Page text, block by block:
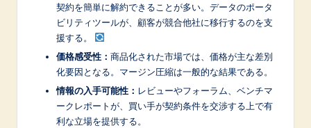
契約を簡単に解約できることが多い。データのポータ
ビリティツールが、顧客が競合他社に移行するのを支
援する。
価格感受性： 商品化された市場では、価格が主な差別
化要因となる。マージン圧縮は一般的な結果である。
情報の入手可能性： レビューやフォーラム、ベンチマ
ークレポートが、買い手が契約条件を交渉する上で有
利な立場を提供する。